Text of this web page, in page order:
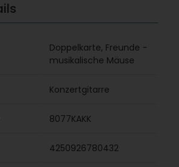
Doppelkarte, Freunde -
musikalische Mäuse
Konzertgitarre
8077KAKK
4250926780432